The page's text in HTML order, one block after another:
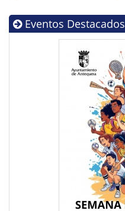
Eventos Destacados